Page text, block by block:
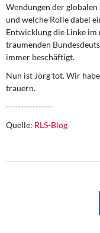
Wendungen der
und welche Rolle dabei
Entwicklung die Linke
träumenden
immer beschäftigt.
Nun ist Jörg tot. Wir
trauern.
----------------
Quelle: RLS-Blog